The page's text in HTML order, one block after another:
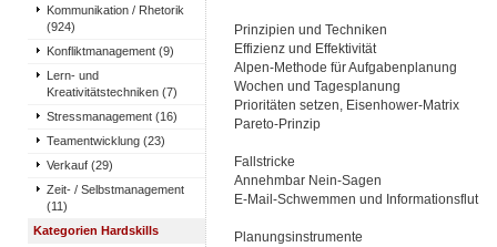
Kommunikation / Rhetorik
(924)
Konfliktmanagement (9)
Lern- und
Kreativitätstechniken (7)
Stressmanagement (16)
Teamentwicklung (23)
Verkauf (29)
Zeit- / Selbstmanagement
(11)
Kategorien Hardskills
Prinzipien und Techniken
Effizienz und Effektivität
Alpen-Methode für Aufgabenplanung
Wochen und Tagesplanung
Prioritäten setzen, Eisenhower-Matrix
Pareto-Prinzip
Fallstricke
Annehmbar Nein-Sagen
E-Mail-Schwemmen und Informationsflut
Planungsinstrumente